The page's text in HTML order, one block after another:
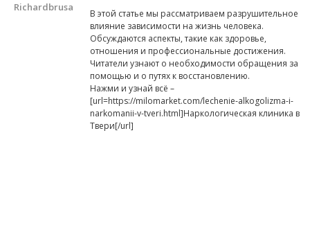
Richardbrusa
В этой статье мы рассматриваем разрушительное
влияние зависимости на жизнь человека.
Обсуждаются аспекты, такие как здоровье,
отношения и профессиональные достижения.
Читатели узнают о необходимости обращения за
помощью и о путях к восстановлению.
Нажми и узнай всё –
[url=https://milomarket.com/lechenie-alkogolizma-i-
narkomanii-v-tveri.html]Наркологическая клиника в
Твери[/url]